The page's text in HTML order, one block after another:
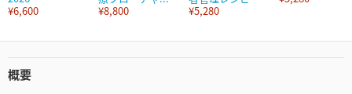
¥6,600
¥8,800
¥5,280
概要